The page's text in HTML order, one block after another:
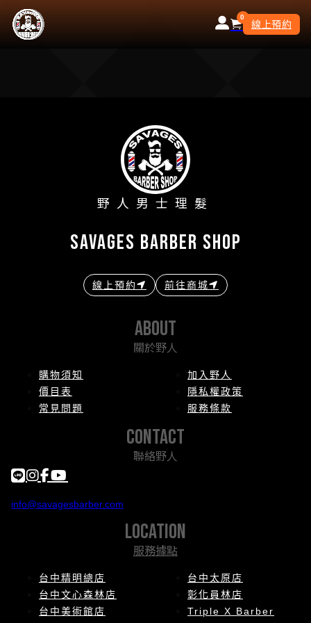
0
線上預約
野人男士理髮
savages barber shop
線上預約 前往商城
about
關於野人
購物須知
價目表
常見問題
加入野人
隱私權政策
服務條款
contact
聯絡野人
info@savagesbarber.com
location
服務據點
台中精明總店
台中文心森林店
台中美術館店
台中太原店
彰化員林店
Triple X Barber